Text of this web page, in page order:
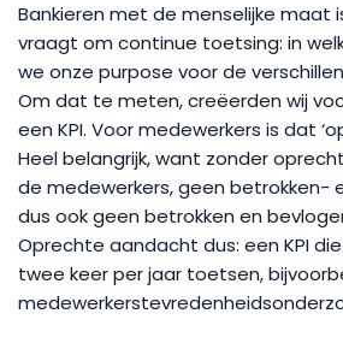
Bankieren met de menselijke maat
vraagt om continue toetsing: in
we onze purpose voor de
Om dat te meten, creëerden wij
een KPI. Voor medewerkers is dat
Heel belangrijk, want zonder
de medewerkers, geen betrokken-
dus ook geen betrokken en
Oprechte aandacht dus: een KPI
twee keer per jaar toetsen,